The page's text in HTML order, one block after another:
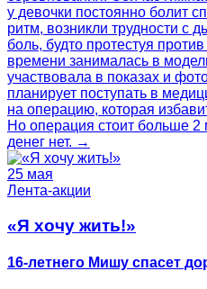
у девочки постоянно болит
ритм, возникли трудности с
боль, будто протестуя
времени занималась в
участвовала в показах и
планирует поступать в
на операцию, которая
Но операция стоит больше
денег нет. →
25 мая
Лента-акции
«Я хочу жить!»
16-летнего Мишу спасет